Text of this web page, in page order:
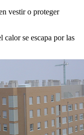
vestir o proteger
calor se escapa por las